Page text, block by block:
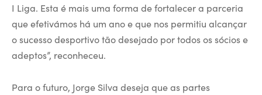
I Liga. Esta é mais uma forma de fortalecer a parceria
que efetivámos há um ano e que nos permitiu alcançar
o sucesso desportivo tão desejado por todos os sócios e
adeptos”, reconheceu.
Para o futuro, Jorge Silva deseja que as partes